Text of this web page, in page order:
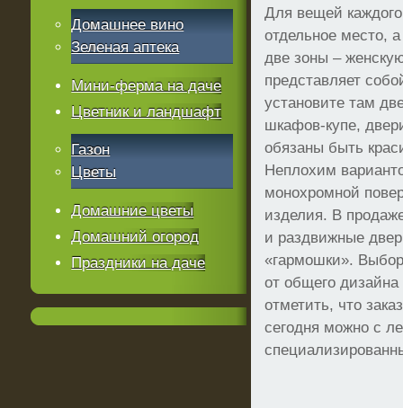
Для вещей
отдельное место,
две зоны –
представляет
установите там
шкафов-купе,
обязаны быть
Неплохим
монохромной
изделия. В
и раздвижные
«гармошки».
от общего
отметить, что
сегодня можно с
Домашнее вино
Зеленая аптека
Мини-ферма на даче
Цветник и ландшафт
Газон
Цветы
Домашние цветы
Домашний огород
Праздники на даче